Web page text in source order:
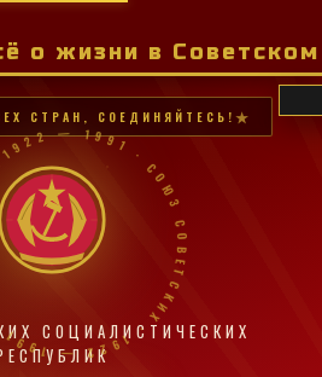
о жизни в
СТРАН, СОЕДИНЯЙТЕСЬ!
СОЮЗ СОВЕТСКИХ · 1922 — 1991 ·
СОЦИАЛИСТИЧЕСКИХ